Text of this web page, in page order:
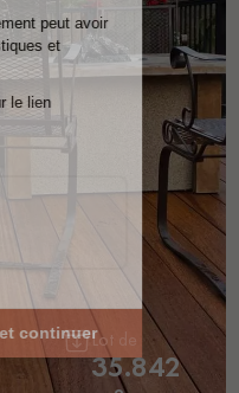
Lot de
35.842